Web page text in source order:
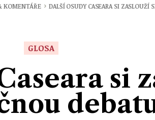
KOMENTÁŘE › DALŠÍ OSUDY CASEARA SI ZASLOUŽÍ
GLOSA
si